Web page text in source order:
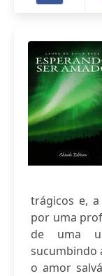
trágicos e,
por uma
de uma
sucumbindo
o amor